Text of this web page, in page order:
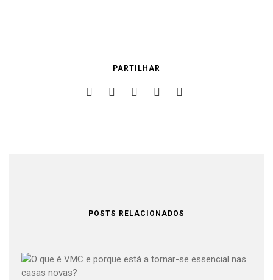
PARTILHAR
POSTS RELACIONADOS